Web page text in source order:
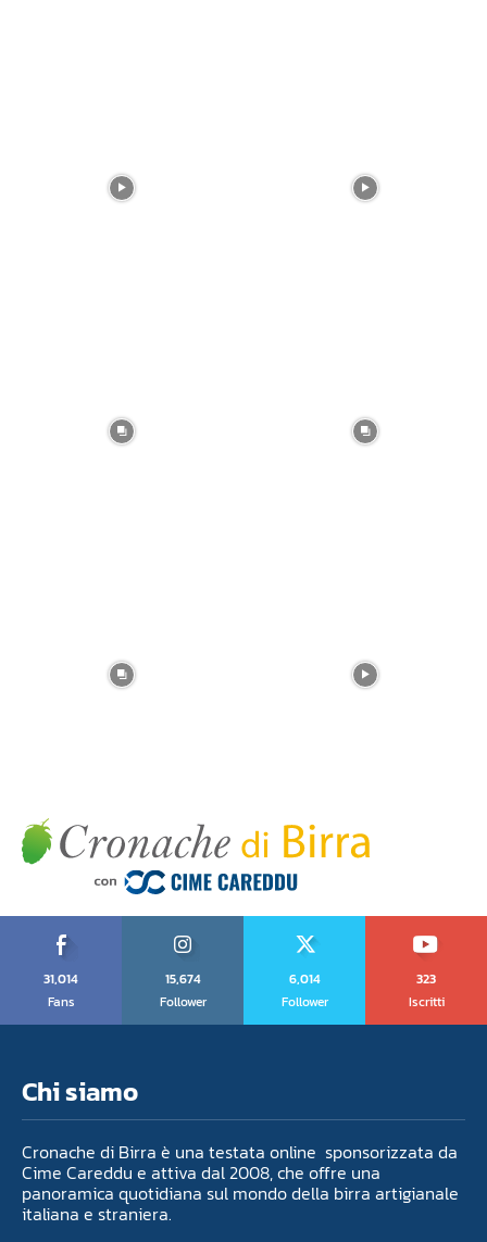
31,014
Fans
15,674
Follower
6,014
Follower
323
Iscritti
Chi siamo
Cronache di Birra è una testata online sponsorizzata da
Cime Careddu e attiva dal 2008, che offre una
panoramica quotidiana sul mondo della birra artigianale
italiana e straniera.